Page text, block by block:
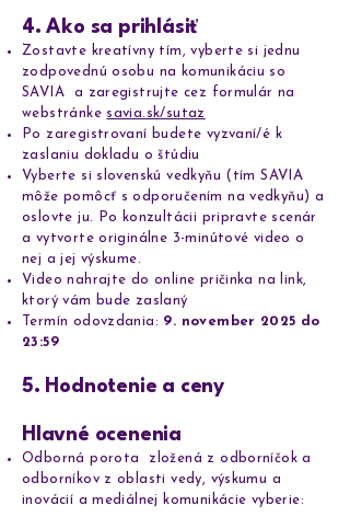
4. Ako sa prihlásiť
Zostavte kreatívny tím, vyberte si jednu
zodpovednú osobu na komunikáciu so
SAVIA a zaregistrujte cez formulár na
webstránke savia.sk/sutaz
Po zaregistrovaní budete vyzvaní/é k
zaslaniu dokladu o štúdiu
Vyberte si slovenskú vedkyňu (tím SAVIA
môže pomôcť s odporučením na vedkyňu) a
oslovte ju. Po konzultácii pripravte scenár
a vytvorte originálne 3-minútové video o
nej a jej výskume.
Video nahrajte do online pričinka na link,
ktorý vám bude zaslaný
Termín odovzdania: 9. november 2025 do
23:59
5. Hodnotenie a ceny
Hlavné ocenenia
Odborná porota zložená z odborníčok a
odborníkov z oblasti vedy, výskumu a
inovácií a mediálnej komunikácie vyberie: